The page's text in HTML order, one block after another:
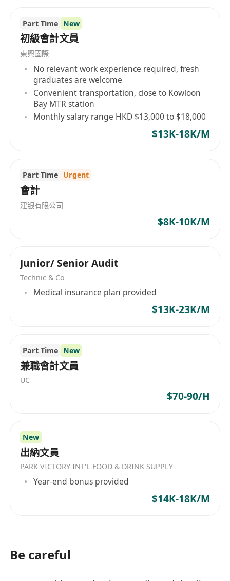
Part Time New
初級會計文員
東興國際
No relevant work experience required, fresh
graduates are welcome
Convenient transportation, close to Kowloon
Bay MTR station
Monthly salary range HKD $13,000 to $18,000
$13K-18K/M
Part Time Urgent
會計
建银有限公司
$8K-10K/M
Junior/ Senior Audit
Technic & Co
Medical insurance plan provided
$13K-23K/M
Part Time New
兼職會計文員
UC
$70-90/H
New
出納文員
PARK VICTORY INT'L FOOD & DRINK SUPPLY
Year-end bonus provided
$14K-18K/M
Be careful